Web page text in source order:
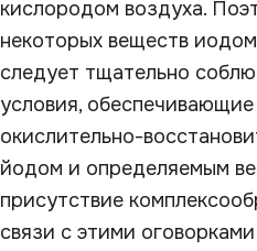
кислородом воздуха.
некоторых веществ
следует тщательно
условия,
окислительно-
йодом и определяемым
присутствие
связи с этими